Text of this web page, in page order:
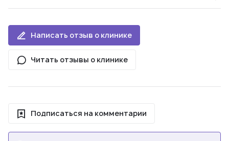
Написать отзыв о клинике
Читать отзывы о клинике
Подписаться на комментарии